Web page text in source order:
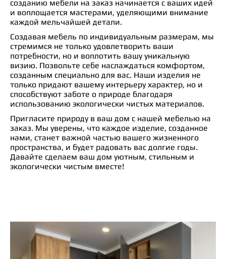
созданию мебели на заказ начинается с ваших идей
и воплощается мастерами, уделяющими внимание
каждой мельчайшей детали.
Создавая мебель по индивидуальным размерам, мы
стремимся не только удовлетворить ваши
потребности, но и воплотить вашу уникальную
визию. Позвольте себе наслаждаться комфортом,
созданным специально для вас. Наши изделия не
только придают вашему интерьеру характер, но и
способствуют заботе о природе благодаря
использованию экологически чистых материалов.
Пригласите природу в ваш дом с нашей мебелью на
заказ. Мы уверены, что каждое изделие, созданное
нами, станет важной частью вашего жизненного
пространства, и будет радовать вас долгие годы.
Давайте сделаем ваш дом уютным, стильным и
экологически чистым вместе!